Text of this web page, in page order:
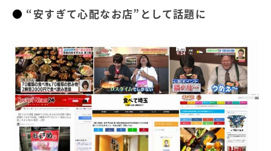
“安すぎて心配なお店”として話題に